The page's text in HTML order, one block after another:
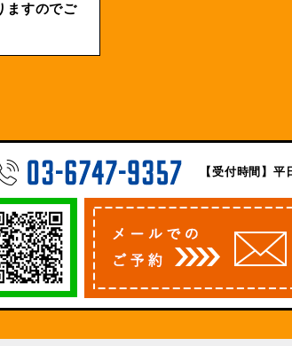
ますのでご
【受付時間】